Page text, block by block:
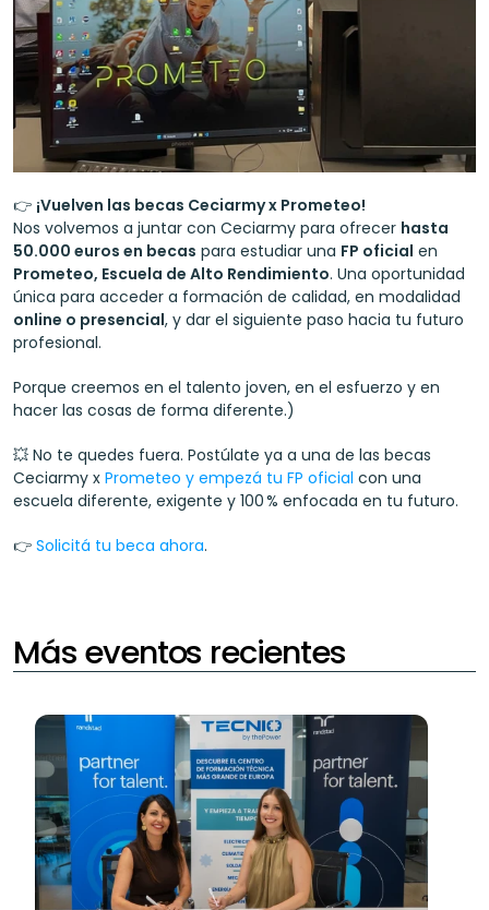
👉 ¡Vuelven las becas Ceciarmy x Prometeo!
Nos volvemos a juntar con Ceciarmy para ofrecer hasta
50.000 euros en becas para estudiar una FP oficial
Prometeo, Escuela de Alto Rendimiento. Una oportunidad
online o presencial, y dar el siguiente paso hacia tu futuro
profesional.
Porque creemos en el talento joven, en el esfuerzo y en
hacer las cosas de forma diferente.)
💥 No te quedes fuera. Postúlate ya a una de las becas
Ceciarmy x Prometeo y empezá tu FP oficial con una
escuela diferente, exigente y 100 % enfocada en tu futuro.
👉 Solicitá tu beca ahora.
Más eventos recientes